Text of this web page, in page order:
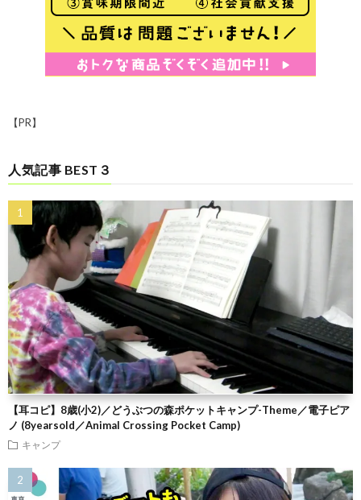
【PR】
人気記事 BEST３
【耳コピ】8歳(小2)／どうぶつの森ポケットキャンプ-Theme／電子ピア
ノ (8yearsold／Animal Crossing Pocket Camp)
キャンプ